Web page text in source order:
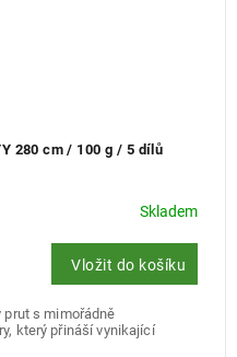
280 cm / 100 g / 5 dílů
Skladem
Vložit do košíku
prut s mimořádně
který přináší vynikající